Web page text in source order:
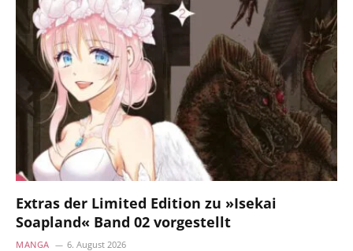
Extras der Limited Edition zu »Isekai
Soapland« Band 02 vorgestellt
MANGA 6. August 2026